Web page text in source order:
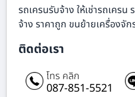
รถเครนรับจ้าง ให้เช่ารถเคร
จ้าง ราคาถูก ขนย้ายเครื่องจั
ติดต่อเรา
โทร คลิก
087-851-5521